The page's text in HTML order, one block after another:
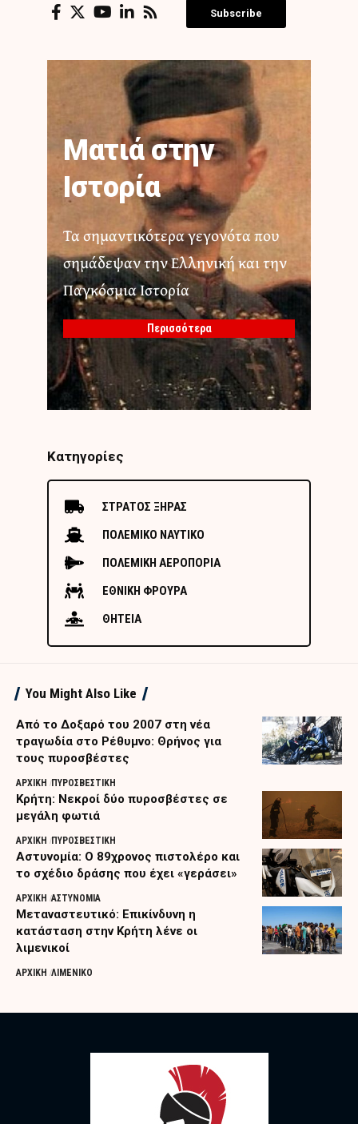
Subscribe
Ματιά στην
Ιστορία
Τα σημαντικότερα γεγονότα που
σημάδεψαν την Ελληνική και την
Παγκόσμια Ιστορία
Περισσότερα
Κατηγορίες
ΣΤΡΑΤΟΣ ΞΗΡΑΣ
ΠΟΛΕΜΙΚΟ ΝΑΥΤΙΚΟ
ΠΟΛΕΜΙΚΗ ΑΕΡΟΠΟΡΙΑ
ΕΘΝΙΚΗ ΦΡΟΥΡΑ
ΘΗΤΕΙΑ
You Might Also Like
Από το Δοξαρό του 2007 στη νέα
τραγωδία στο Ρέθυμνο: Θρήνος για
τους πυροσβέστες
ΑΡΧΙΚΗ ΠΥΡΟΣΒΕΣΤΙΚΗ
Κρήτη: Νεκροί δύο πυροσβέστες σε
μεγάλη φωτιά
ΑΡΧΙΚΗ ΠΥΡΟΣΒΕΣΤΙΚΗ
Αστυνομία: Ο 89χρονος πιστολέρο και
το σχέδιο δράσης που έχει «γεράσει»
ΑΡΧΙΚΗ ΑΣΤΥΝΟΜΙΑ
Μεταναστευτικό: Επικίνδυνη η
κατάσταση στην Κρήτη λένε οι
λιμενικοί
ΑΡΧΙΚΗ ΛΙΜΕΝΙΚΟ